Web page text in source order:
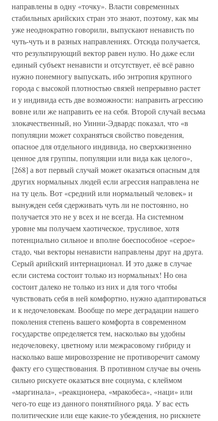
направлены в одну «точку». Власти современных
стабильных арийских стран это знают, поэтому, как мы
уже неоднократно говорили, выпускают ненависть по
чуть-чуть и в разных направлениях. Отсюда получается,
что результирующий вектор равен нулю. Но даже если
единый субъект ненависти и отсутствует, её всё равно
нужно понемногу выпускать, ибо энтропия крупного
города с высокой плотностью связей непрерывно растет
и у индивида есть две возможности: направить агрессию
вовне или же направить ее на себя. Второй случай весьма
злокачественный, но Уинни-Эдвардс показал, что «в
популяции может сохраняться свойство поведения,
опасное для отдельного индивида, но сверхжизненно
ценное для группы, популяции или вида как целого»,
[268] а вот первый случай может оказаться опасным для
других нормальных людей если агрессия направлена не
на ту цель. Вот «средний или нормальный человек» и
вынужден себя сдерживать чуть ли не постоянно, но
получается это не у всех и не всегда. На системном
уровне мы получаем хаотическое, трусливое, хотя
потенциально сильное и вполне боеспособное «серое»
стадо, чьи векторы ненависти направлены друг на друга.
Серый арийский интернационал. И это даже в случае
если система состоит только из нормальных! Но она
состоит далеко не только из них и для того чтобы
чувствовать себя в ней комфортно, нужно адаптироваться
и к недочеловекам. Вообще по мере деградации нашего
поколения степень вашего комфорта в современном
государстве определяется тем, насколько вы удобны
недочеловеку, цветному или межрасовому гибриду и
насколько ваше мировоззрение не противоречит самому
факту его существования. В противном случае вы очень
сильно рискуете оказаться вне социума, с клеймом
«маргинала», «реакционера, «мракобеса», «наци» или
чего-то еще из данного понятийного ряда. У вас есть
политические или еще какие-то убеждения, но рискнете